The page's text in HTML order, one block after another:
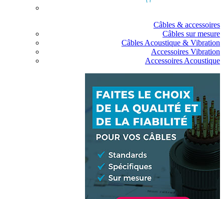
Câbles & accessoires
Câbles sur mesure
Câbles Acoustique & Vibration
Accessoires Vibration
Accessoires Acoustique